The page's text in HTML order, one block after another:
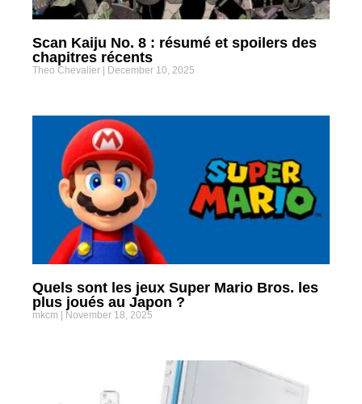
Scan Kaiju No. 8 : résumé et spoilers des
chapitres récents
Theo Chevalier December 10, 2025
Quels sont les jeux Super Mario Bros. les
plus joués au Japon ?
mkcm November 18, 2025